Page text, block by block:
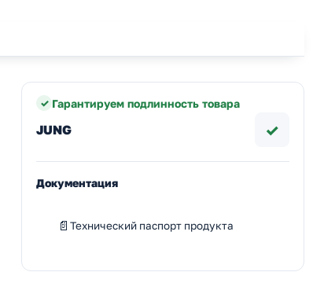
Гарантируем подлинность товара
JUNG ✓
Документация
Технический паспорт продукта